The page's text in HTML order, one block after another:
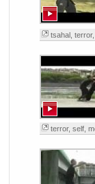
tsahal, terror,
terror, self,